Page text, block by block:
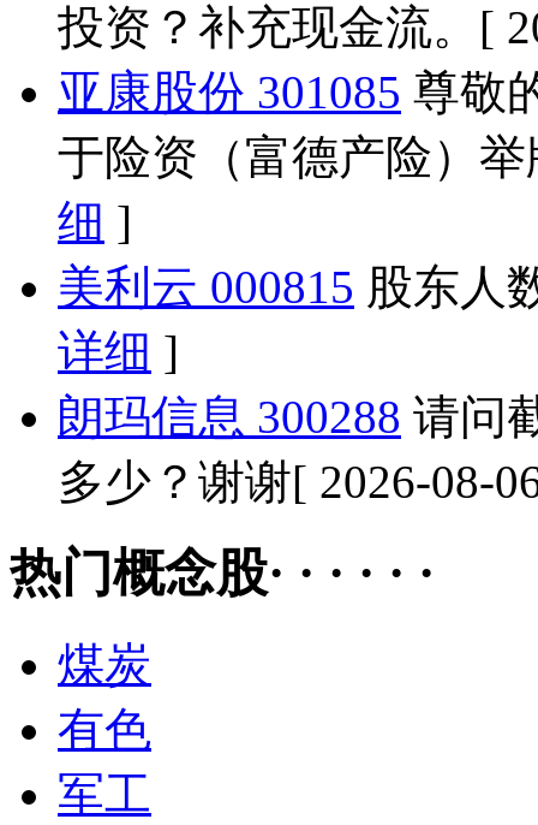
投资？补充现金流。 [
亚康股份 301085 尊敬
于险资（富德产险）
细 ]
美利云 000815 股东人
详细 ]
朗玛信息 300288 请问
多少？谢谢[ 2026-08-
热门概念股· · · · · ·
煤炭
有色
军工